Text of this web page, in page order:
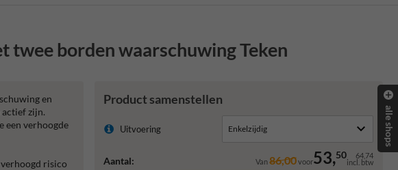
twee borden waarschuwing Teken
Product samenstellen
Uitvoering
Aantal: Van86,00voor53,50 64,74
incl. btw
en
actief zijn.
een verhoogde
risico
alle shops